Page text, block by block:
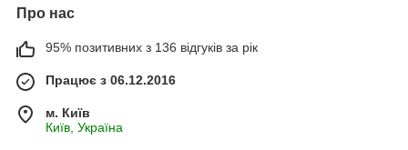
Про нас
95% позитивних з 136 відгуків за рік
Працює з 06.12.2016
м. Київ
Київ, Україна